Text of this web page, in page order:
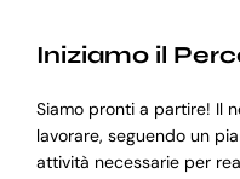
Iniziamo il
Siamo pronti a partire! Il
lavorare, seguendo un
attività necessarie per